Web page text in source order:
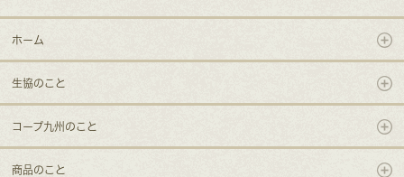
ホーム
生協のこと
コープ九州のこと
商品のこと